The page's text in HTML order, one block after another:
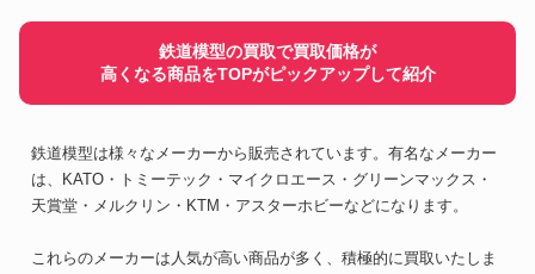
鉄道模型の買取で買取価格が
高くなる商品をTOPがピックアップして紹介
鉄道模型は様々なメーカーから販売されています。有名なメーカー
は、KATO・トミーテック・マイクロエース・グリーンマックス・
天賞堂・メルクリン・KTM・アスターホビーなどになります。
これらのメーカーは人気が高い商品が多く、積極的に買取いたしま